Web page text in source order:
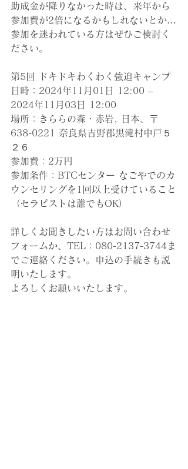
助成金が降りなかった時は、来年から
参加費が2倍になるかもしれないとか…
参加を迷われている方はぜひご検討く
ださい。
第5回 ドキドキわくわく強迫キャンプ
日時：2024年11月01日 12:00 –
2024年11月03日 12:00
場所：きららの森・赤岩, 日本、〒
638-0221 奈良県吉野郡黒滝村中戸５
２６
参加費：2万円
参加条件：BTCセンター なごやでのカ
ウンセリングを1回以上受けていること
（セラピストは誰でもOK）
詳しくお聞きしたい方はお問い合わせ
フォームか、TEL：080-2137-3744ま
でご連絡ください。申込の手続きも説
明いたします。
よろしくお願いいたします。